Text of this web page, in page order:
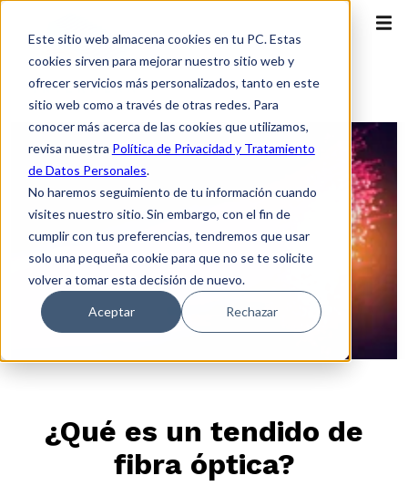
Este sitio web almacena cookies en tu PC. Estas
cookies sirven para mejorar nuestro sitio web y
ofrecer servicios más personalizados, tanto en este
sitio web como a través de otras redes. Para
conocer más acerca de las cookies que utilizamos,
revisa nuestra Política de Privacidad y Tratamiento
de Datos Personales.
No haremos seguimiento de tu información cuando
visites nuestro sitio. Sin embargo, con el fin de
cumplir con tus preferencias, tendremos que usar
solo una pequeña cookie para que no se te solicite
volver a tomar esta decisión de nuevo.
Aceptar Rechazar
¿Qué es un tendido de
fibra óptica?